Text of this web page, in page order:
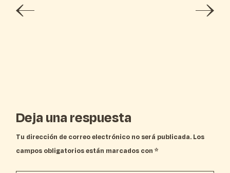
Deja una respuesta
Tu dirección de correo electrónico no será publicada. Los
campos obligatorios están marcados con*